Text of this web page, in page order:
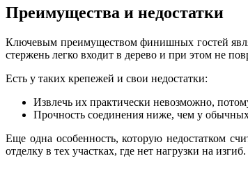
Преимущества и недостатки
Ключевым преимуществом финишных гостей
стержень легко входит в дерево и при этом не
Есть у таких крепежей и свои недостатки:
Извлечь их практически невозможно,
Прочность соединения ниже, чем у
Еще одна особенность, которую недостатком
отделку в тех участках, где нет нагрузки на изгиб.